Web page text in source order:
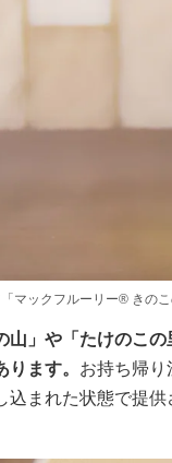
マックフルーリー® きのこ
山」や「たけのこ
ります。 お持ち帰
込まれた状態で提